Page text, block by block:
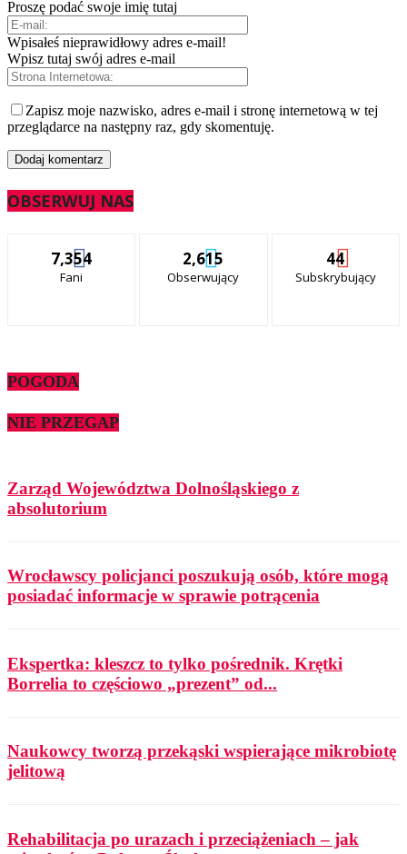
Proszę podać swoje imię tutaj
Wpisałeś nieprawidłowy adres e-mail!
Wpisz tutaj swój adres e-mail
Zapisz moje nazwisko, adres e-mail i stronę internetową w tej
przeglądarce na następny raz, gdy skomentuję.
OBSERWUJ NAS
7,354
Fani
2,615
Obserwujący
44
Subskrybujący
POGODA
NIE PRZEGAP
Zarząd Województwa Dolnośląskiego z
absolutorium
Wrocławscy policjanci poszukują osób, które mogą
posiadać informacje w sprawie potrącenia
Ekspertka: kleszcz to tylko pośrednik. Krętki
Borrelia to częściowo „prezent” od...
Naukowcy tworzą przekąski wspierające mikrobiotę
jelitową
Rehabilitacja po urazach i przeciążeniach – jak